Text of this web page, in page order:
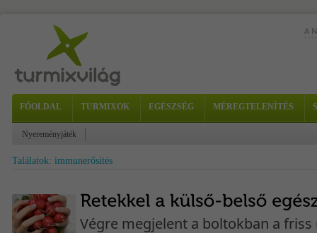
A
FŐOLDAL TURMIXOK EGÉSZSÉG MÉREGTELENÍTÉS
Nyereményjáték
Találatok: immunerősítés
Végre megjelent a boltokban a